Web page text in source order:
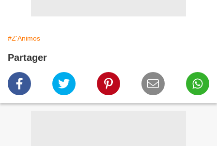
#Z'Animos
Partager